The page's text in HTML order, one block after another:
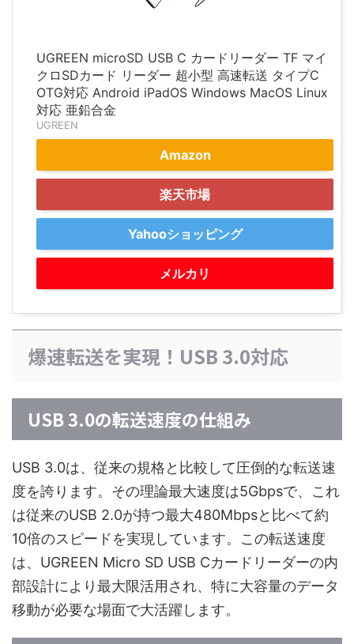
UGREEN microSD USB C カードリーダー TF マイ
クロSDカード リーダー 超小型 高速転送 タイプC
OTG対応 Android iPadOS Windows MacOS Linux
対応 亜鉛合金
UGREEN
Amazon
楽天市場
Yahooショッピング
メルカリ
爆速転送を実現！USB 3.0対応
USB 3.0の転送速度の仕組み
USB 3.0は、従来の規格と比較して圧倒的な転送速
度を誇ります。その理論最大速度は5Gbpsで、これ
は従来のUSB 2.0が持つ最大480Mbpsと比べて約
10倍のスピードを実現しています。この転送速度
は、UGREEN Micro SD USB Cカードリーダーの内
部設計により最大限活用され、特に大容量のデータ
移動が必要な場面で大活躍します。